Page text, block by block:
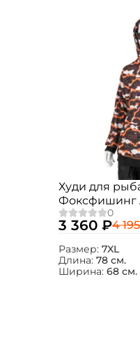
Худи для
Фоксфишинг
3 360 ₽4
Размер: 7XL
Длина: 78 см.
Ширина: 68 см.